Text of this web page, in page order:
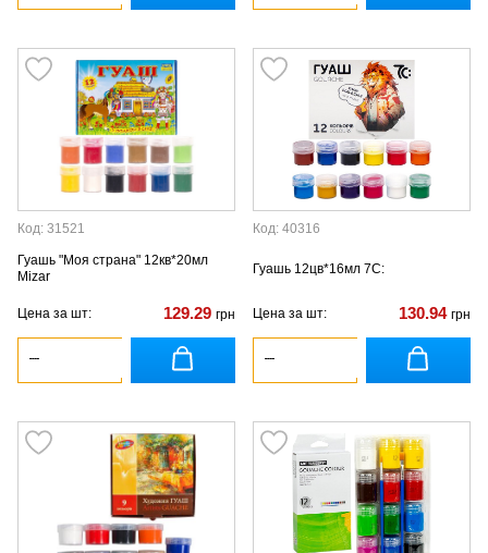
Код: 31521
Гуашь "Моя страна" 12кв*20мл
Mizar
Цена за шт: 129.29 грн
Код: 40316
Гуашь 12цв*16мл 7С:
Цена за шт: 130.94 грн